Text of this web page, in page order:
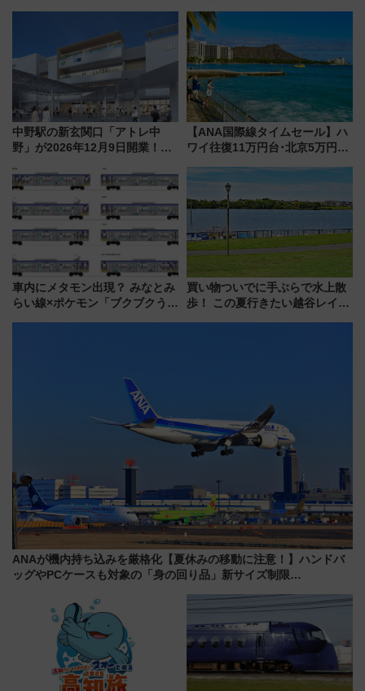
で都心から約1時間半で夏の絶景
から本格着工、延長4.8km整備
事業の全貌
中野駅の新玄関口「アトレ中
野」が2026年12月9日開業！新
注目スポット
【ANA国際線タイムセール】ハ
ワイ往復11万円台･北京5万円台
来春のGW旅行まで狙える激ア
ツ路線まとめ（8/10まで）
車内にメタモン出現？ みなとみ
らい線×ポケモン「ブクブクうみ
買い物ついでに手ぶらで水上散
歩！ この夏行きたい越谷レイク
ANAが機内持ち込みを厳格化【夏休みの移動に注意！】ハンドバ
ッグやPCケースも対象の「身の回り品」新サイズ制限